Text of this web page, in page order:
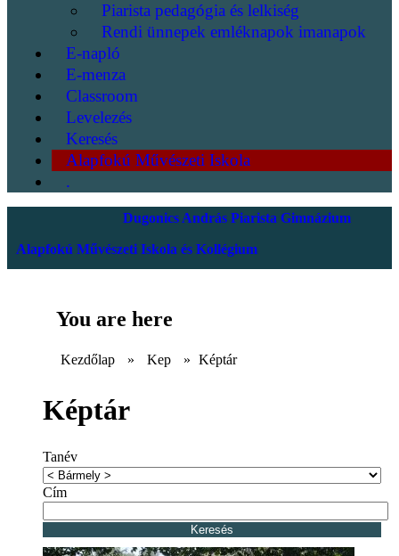
Piarista pedagógia és lelkiség
Rendi ünnepek emléknapok imanapok
E-napló
E-menza
Classroom
Levelezés
Keresés
Alapfokú Művészeti Iskola
.
Dugonics András Piarista Gimnázium
Alapfokú Művészeti Iskola és Kollégium
You are here
Kezdőlap » Kep » Képtár
Képtár
Tanév
Cím